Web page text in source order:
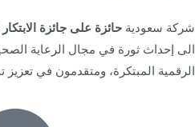
شركة سعودية حائزة على جائزة الابتكار
الى إحداث ثورة في مجال الرعاية
الرقمية المبتكرة، ومتقدمون في